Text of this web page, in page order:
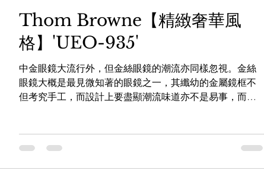
www.thewarehouse.com.hk 銅鑼灣店： 銅鑼灣白沙道18號
一樓 電話：2882 5488 尖沙咀店： 九龍尖沙咀河內道18號
K11商場G14號鋪 電話：3575 9557 旺角店： 旺角登打士街
仁安大廈地下
Thom Browne【精緻奢華風
格】'UEO-935'
中金眼鏡大流行外，但金絲眼鏡的潮流亦同樣忽視。金絲
眼鏡大概是最見微知著的眼鏡之一，其纖幼的金屬鏡框不
但考究手工，而設計上要盡顯潮流味道亦不是易事，而
https://whatsapp.com/channel/0029VbAZzjEFcowFJw8WV
x3g 透過WHATSAPP即時向店員查詢：